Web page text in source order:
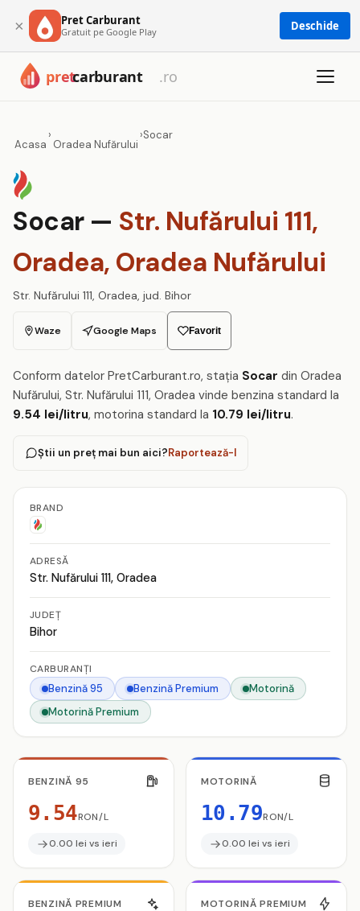
× Pret Carburant
Gratuit pe Google Play Deschide
Acasa
›
Oradea Nufărului
›Socar
Socar — Str. Nufărului 111,
Oradea, Oradea Nufărului
Str. Nufărului 111, Oradea, jud. Bihor
Waze Google Maps Favorit
Conform datelor PretCarburant.ro, stația Socar din Oradea
Nufărului, Str. Nufărului 111, Oradea vinde benzina standard la
9.54 lei/litru, motorina standard la 10.79 lei/litru.
Știi un preț mai bun aici?Raportează-l
BRAND
ADRESĂ
Str. Nufărului 111, Oradea
JUDEȚ
Bihor
CARBURANȚI
Benzină 95 Benzină Premium
Motorină
Motorină Premium
BENZINĂ 95
9.54RON/L
0.00 lei vs ieri
MOTORINĂ
10.79RON/L
0.00 lei vs ieri
BENZINĂ PREMIUM MOTORINĂ PREMIUM